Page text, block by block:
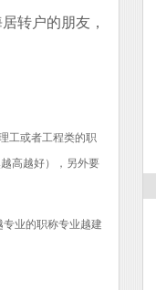
转户的朋友，
工或者工程类的职
高越好），另外要
业的职称专业越建